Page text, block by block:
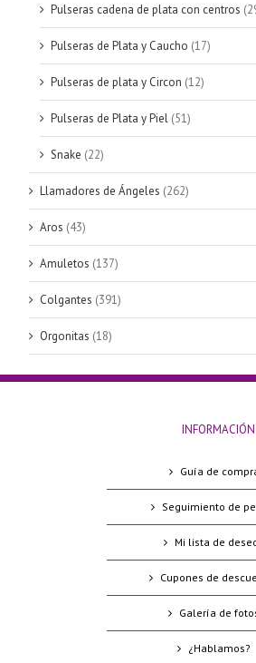
AÑADIR AL CARRITO
Pulseras cadena de plata con centros
Pulseras de Plata y Caucho (17)
Pulseras de plata y Circon (12)
Pulseras de Plata y Piel (51)
Snake (22)
Llamadores de Ángeles (262)
Aros (43)
Amuletos (137)
Colgantes (391)
Orgonitas (18)
INFORMACIÓN
Guía de
Seguimiento de
Mi lista de
Cupones de
Galería de
¿Hablamos?